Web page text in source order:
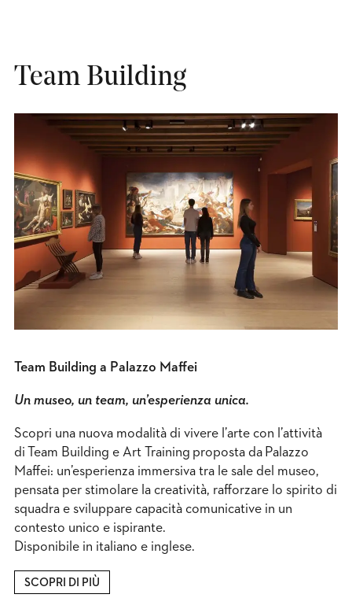
Team Building
Team Building a Palazzo Maffei
Un museo, un team, un’esperienza unica.
Scopri una nuova modalità di vivere l’arte con l’attività
di Team Building e Art Training proposta da Palazzo
Maffei: un’esperienza immersiva tra le sale del museo,
pensata per stimolare la creatività, rafforzare lo spirito di
squadra e sviluppare capacità comunicative in un
contesto unico e ispirante.
Disponibile in italiano e inglese.
SCOPRI DI PIÙ